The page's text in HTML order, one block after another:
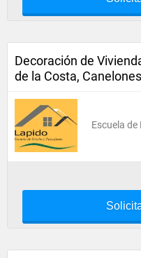
Decoración de
de la Costa,
Escuela